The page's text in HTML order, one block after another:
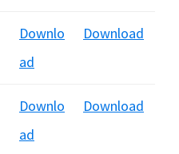
Downlo
ad
Download
Downlo
ad
Download